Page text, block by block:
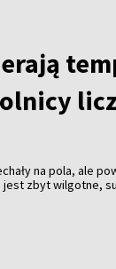
na pola, ale
jest zbyt wilgotne,